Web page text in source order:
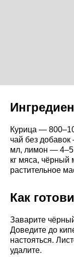
Курица —
чай без
мл, лимон — 4–5
кг мяса, чёрный
растительное
Как
Заварите
Доведите до
настояться.
удалите.